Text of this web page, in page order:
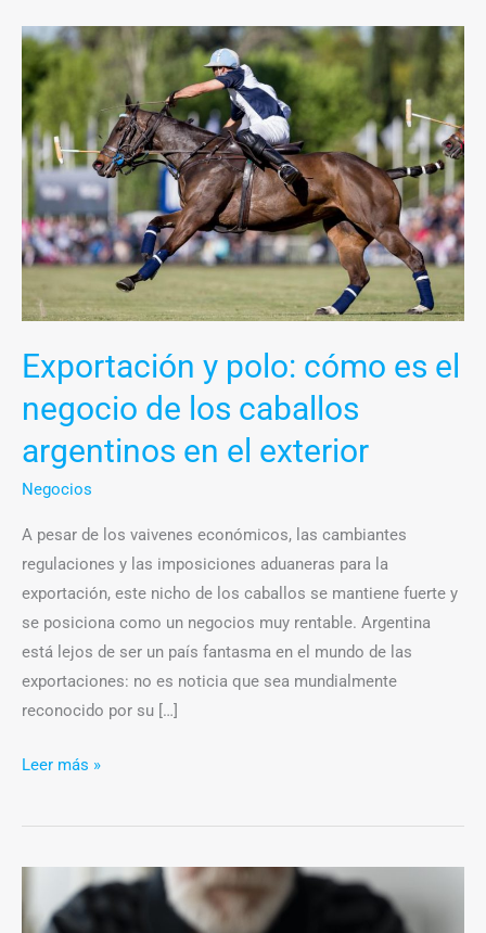
Exportación y polo: cómo es el
negocio de los caballos
argentinos en el exterior
Negocios
A pesar de los vaivenes económicos, las cambiantes
regulaciones y las imposiciones aduaneras para la
exportación, este nicho de los caballos se mantiene fuerte y
se posiciona como un negocios muy rentable. Argentina
está lejos de ser un país fantasma en el mundo de las
exportaciones: no es noticia que sea mundialmente
reconocido por su […]
Exportación
polo:
cómo
es
el
negocio
de
los
caballos
en
exterior
Leer más »
Mundial